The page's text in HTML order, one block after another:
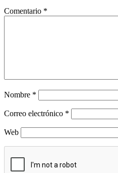
Comentario *
Nombre *
Correo electrónico *
Web